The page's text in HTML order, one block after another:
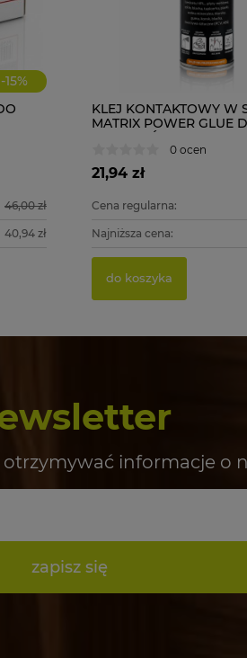
-15%
46,00 zł
40,94 zł
KLEJ KONTAKTOWY W
MATRIX POWER GLUE
LAMINATÓW MDF PCV
0 ocen
21,94 zł
Cena regularna:
Najniższa cena:
do koszyka
otrzymywać informacje o
zapisz się